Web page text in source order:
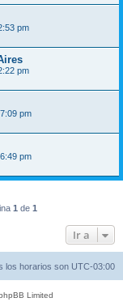
pm
pm
pm
pm
1 de 1
Ir a
los horarios son UTC-03:00
Limited